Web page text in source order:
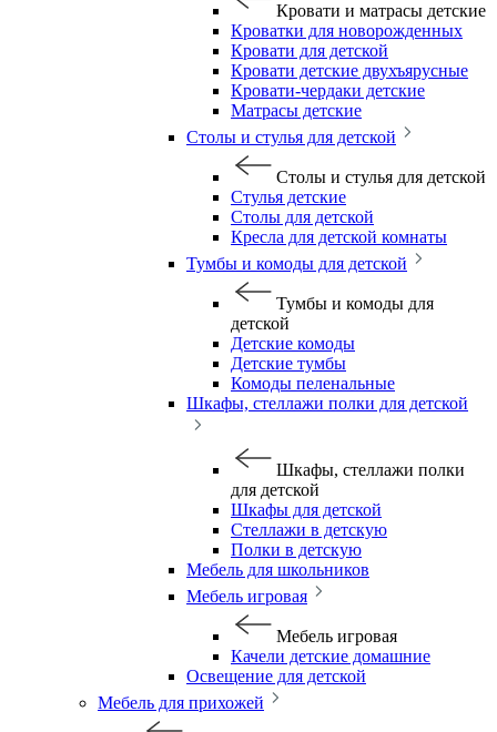
Кровати и матрасы детские
Кроватки для новорожденных
Кровати для детской
Кровати детские двухъярусные
Кровати-чердаки детские
Матрасы детские
Столы и стулья для детской
Столы и стулья для детской
Стулья детские
Столы для детской
Кресла для детской комнаты
Тумбы и комоды для детской
Тумбы и комоды для
детской
Детские комоды
Детские тумбы
Комоды пеленальные
Шкафы, стеллажи полки для детской
Шкафы, стеллажи полки
для детской
Шкафы для детской
Стеллажи в детскую
Полки в детскую
Мебель для школьников
Мебель игровая
Мебель игровая
Качели детские домашние
Освещение для детской
Мебель для прихожей